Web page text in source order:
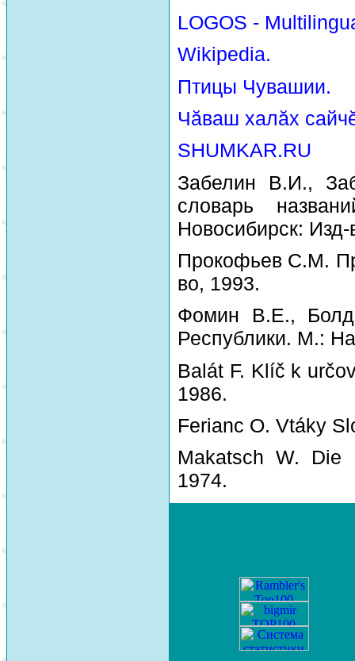
LOGOS -
Wikipedia.
Птицы Чувашии.
Чăваш халăх
SHUMKAR.RU
Забелин В.И.,
словарь
Новосибирск:
Прокофьев С.М.
во, 1993.
Фомин В.Е., Болд
Республики. М.:
Balát F. Klíč k
1986.
Ferianc O. Vtáky
Makatsch W. Die
1974.